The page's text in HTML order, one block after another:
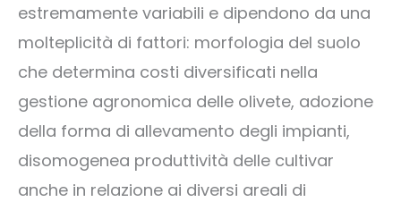
estremamente variabili e dipendono da una
molteplicità di fattori: morfologia del suolo
che determina costi diversificati nella
gestione agronomica delle olivete, adozione
della forma di allevamento degli impianti,
disomogenea produttività delle cultivar
anche in relazione ai diversi areali di